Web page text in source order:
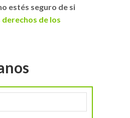
estés seguro de si
derechos de los